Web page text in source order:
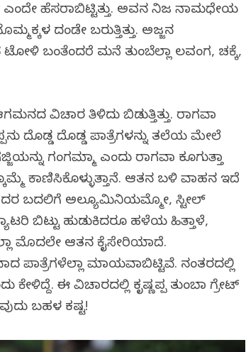
ಎಂದೇ ಹೆಸರಾಗಿಬಿಟ್ಟಿತ್ತು. ಅವನ ನಿಜ ನಾಮಧೇಯ
ದಂಡೇ ಬರುತ್ತಿತ್ತು. ಅಜ್ಜನ
ಟೋಳಿ ಬಂತೆಂದರೆ ಮನೆ ತುಂಬೆಲ್ಲಾ ಲವಂಗ, ಚಕ್ಕೆ,
ವಿಚಾರ ತಿಳಿದು ಬಿಡುತ್ತಿತ್ತು. ರಾಗವಾಗಿ
ದೊಡ್ಡ ದೊಡ್ಡ ಪಾತ್ರೆಗಳನ್ನು ತಲೆಯ ಮೇಲೆ
ಗಂಗಮ್ಮಾ ಎಂದು ರಾಗವಾಗಿ ಕೂಗುತ್ತಾ
ಕಾಣಿಸಿಕೊಳ್ಳುತ್ತಾನೆ. ಆತನ ಬಳಿ ವಾಹನ ಇದೆ
ಅದರ ಬದಲಿಗೆ ಅಲ್ಯೂಮಿನಿಯಮ್ಮೋ, ಸ್ಟೀಲ್
ಬಿಟ್ಟು ಹುಡುಕಿದರೂ ಹಳೆಯ ಹಿತ್ತಾಳೆ,
ಮೊದಲೇ ಆತನ ಕೈಸೇರಿಯಾಗಿದೆ.
ಪಾತ್ರೆಗಳೆಲ್ಲಾ ಮಾಯವಾಗಿಬಿಟ್ಟಿವೆ. ನಂತರದಲ್ಲಿ
ಕೇಳಿದ್ದೆ. ಈ ವಿಚಾರದಲ್ಲಿ ಕೃಷ್ಣಪ್ಪ ತುಂಬಾ ಗ್ರೇಟ್
ಬಹಳ ಕಷ್ಟ!